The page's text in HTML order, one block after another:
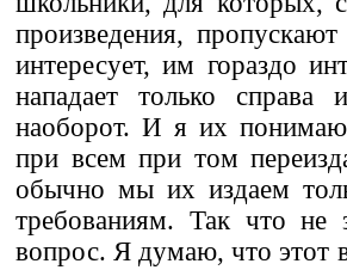
произведения,
интересует, им гораздо
нападает только справа
наоборот. И я их
при всем при том
обычно мы их издаем
требованиям. Так что
вопрос. Я думаю, что этот